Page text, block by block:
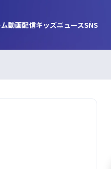
動画配信キッズニュースSNS